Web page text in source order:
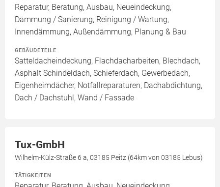
Reparatur, Beratung, Ausbau, Neueindeckung,
Dämmung / Sanierung, Reinigung / Wartung,
Innendämmung, Außendämmung, Planung & Bau
GEBÄUDETEILE
Satteldacheindeckung, Flachdacharbeiten, Blechdach,
Asphalt Schindeldach, Schieferdach, Gewerbedach,
Eigenheimdächer, Notfallreparaturen, Dachabdichtung,
Dach / Dachstuhl, Wand / Fassade
Tux-GmbH
Wilhelm-Külz-Straße 6 a, 03185 Peitz (64km von 03185 Lebus)
TÄTIGKEITEN